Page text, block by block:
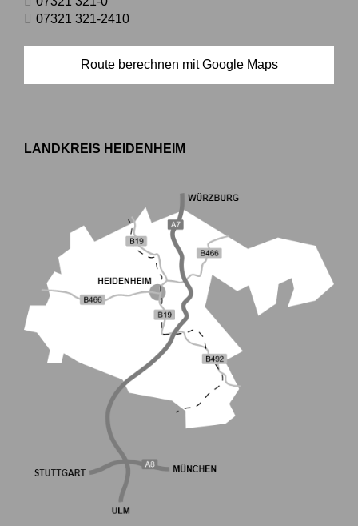
07321 321-2410
Route berechnen mit Google Maps
LANDKREIS HEIDENHEIM